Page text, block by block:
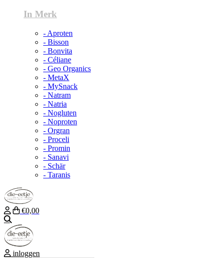
In Merk
- Aproten
- Bisson
- Bonvita
- Céliane
- Geo Organics
- MetaX
- MySnack
- Natram
- Natria
- Nogluten
- Noproten
- Orgran
- Proceli
- Promin
- Sanavi
- Schär
- Taranis
€0,00
inloggen